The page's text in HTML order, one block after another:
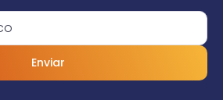
Enviar